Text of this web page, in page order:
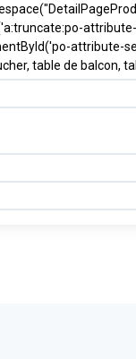
attribute-
table de balcon,